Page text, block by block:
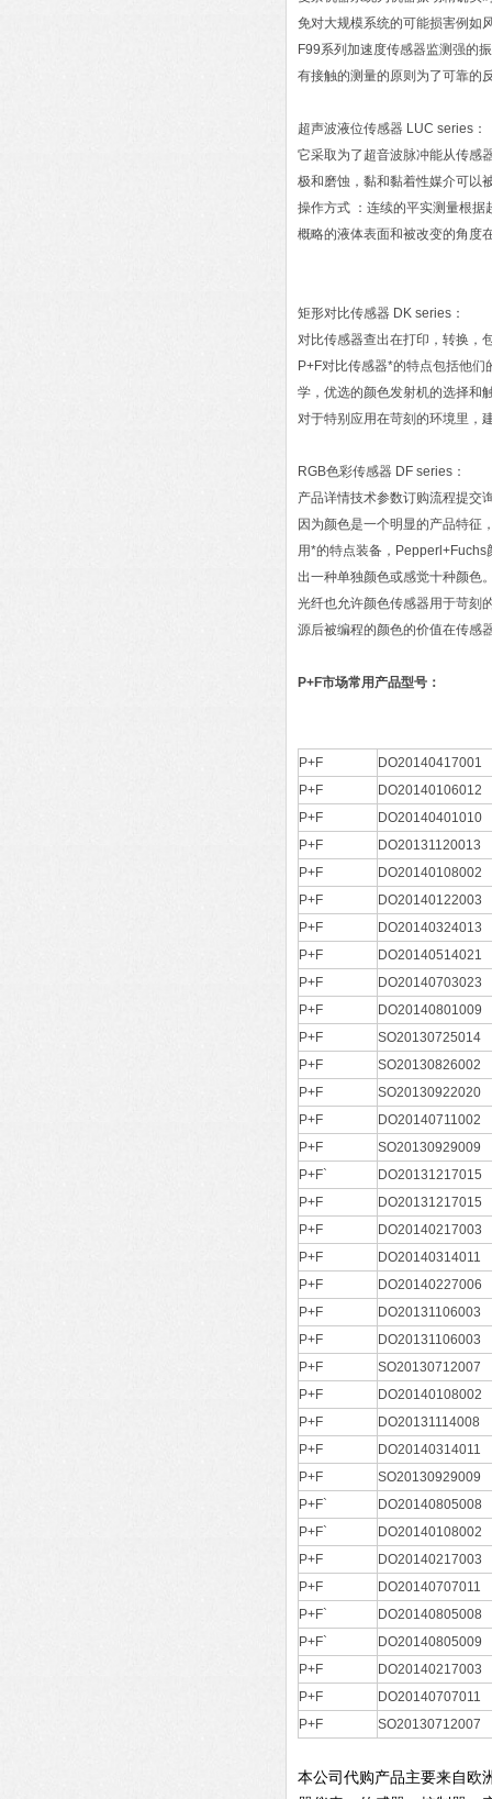
免对大规模系统的可能损害例如
F99系列加速度传感器监测强的
有接触的测量的原则为了可靠的
超声波液位传感器 LUC series：
它采取为了超音波脉冲能从传感
极和磨蚀，黏和黏着性媒介可以
操作方式 ：连续的平实测量根
概略的液体表面和被改变的角度
矩形对比传感器 DK series：
对比传感器查出在打印，转换，
P+F对比传感器*的特点包括他
学，优选的颜色发射机的选择和
对于特别应用在苛刻的环境里，
RGB色彩传感器 DF series：
产品详情技术参数订购流程提交
因为颜色是一个明显的产品特征
用*的特点装备，
出一种单独颜色或感觉十种颜色
光纤也允许颜色传感器用于苛刻
源后被编程的颜色的价值在传感
P+F市场常用产品型号：
P+F
DO20140417001
P+F
DO20140106012
P+F
DO20140401010
P+F
DO20131120013
P+F
DO20140108002
P+F
DO20140122003
P+F
DO20140324013
P+F
DO20140514021
P+F
DO20140703023
P+F
DO20140801009
P+F
SO20130725014
P+F
SO20130826002
P+F
SO20130922020
P+F
DO20140711002
P+F
SO20130929009
P+F`
DO20131217015
P+F
DO20131217015
P+F
DO20140217003
P+F
DO20140314011
P+F
DO20140227006
P+F
DO20131106003
P+F
DO20131106003
P+F
SO20130712007
P+F
DO20140108002
P+F
DO20131114008
P+F
DO20140314011
P+F
SO20130929009
P+F`
DO20140805008
P+F`
DO20140108002
P+F
DO20140217003
P+F
DO20140707011
P+F`
DO20140805008
P+F`
DO20140805009
P+F
DO20140217003
P+F
DO20140707011
P+F
SO20130712007
本公司代购产品主要来自欧